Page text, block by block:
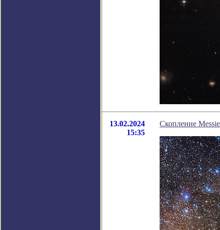
13.02.2024
15:35
Скопление